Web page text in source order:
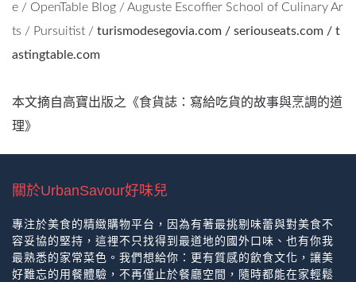
e / OpenTable Blog /Auguste Escoffier School of Culinary Ar
ts / Pursuitist / turismodesegovia.com / seriouseats.com / t
astingtable.com
本文摘自高寶出版之《食貨誌：寫給吃貨的故事與烹調的道
理》
關於UrbanSavour好味兒
專注於美食的精緻購物平台，因為有著最挑剔味蕾與對美食不
容妥協的堅持，這裡不只找得到最道地的國外口味、也有你我
最熟悉的家常菜色。我們想給你：更有質感的飲食文化，讓美
好難忘的用餐體驗，不再僅止於餐廳空間，隨時都能在家輕鬆